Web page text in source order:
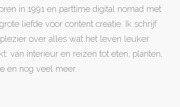
in 1991 en parttime digital nomad met
liefde voor content creatie. Ik schrijf
over alles wat het leven leuker
van interieur en reizen tot eten, planten,
en nog veel meer.